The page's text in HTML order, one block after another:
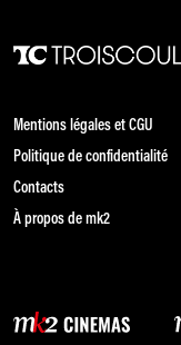
Mentions légales et CGU
Politique de confidentialité
Contacts
À propos de mk2